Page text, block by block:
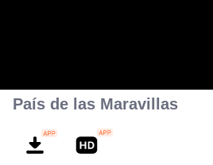
País de las Maravillas